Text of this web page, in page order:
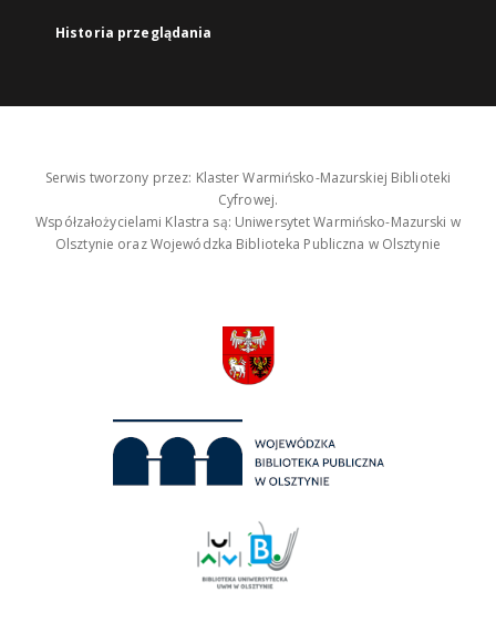
Historia przeglądania
Serwis tworzony przez: Klaster Warmińsko-Mazurskiej Biblioteki
Cyfrowej.
Współzałożycielami Klastra są: Uniwersytet Warmińsko-Mazurski w
Olsztynie oraz Wojewódzka Biblioteka Publiczna w Olsztynie